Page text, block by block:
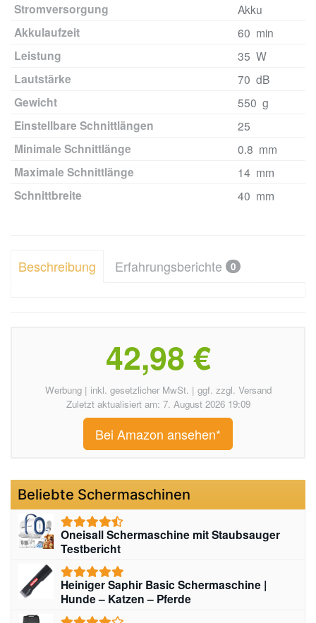
Stromversorgung Akku
Akkulaufzeit 60 min
Leistung 35 W
Lautstärke 70 dB
Gewicht 550 g
Einstellbare Schnittlängen 25
Minimale Schnittlänge 0.8 mm
Maximale Schnittlänge 14 mm
Schnittbreite 40 mm
Beschreibung Erfahrungsberichte 0
42,98 €
Werbung | inkl. gesetzlicher MwSt. | ggf. zzgl. Versand
Zuletzt aktualisiert am: 7. August 2026 19:09
Bei Amazon ansehen*
Beliebte Schermaschinen
Oneisall Schermaschine mit Staubsauger
Testbericht
Heiniger Saphir Basic Schermaschine |
Hunde – Katzen – Pferde